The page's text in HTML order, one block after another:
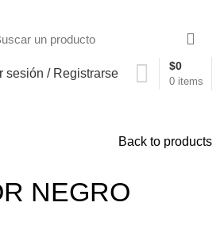
sesión / Registrarse
0 items
$0
Back to products
NEGRO